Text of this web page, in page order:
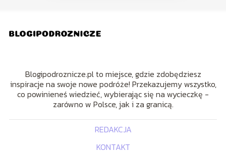
Blogipodroznicze.pl to miejsce, gdzie zdobędziesz
inspiracje na swoje nowe podróże! Przekazujemy wszystko,
co powinieneś wiedzieć, wybierając się na wycieczkę -
zarówno w Polsce, jak i za granicą.
REDAKCJA
KONTAKT